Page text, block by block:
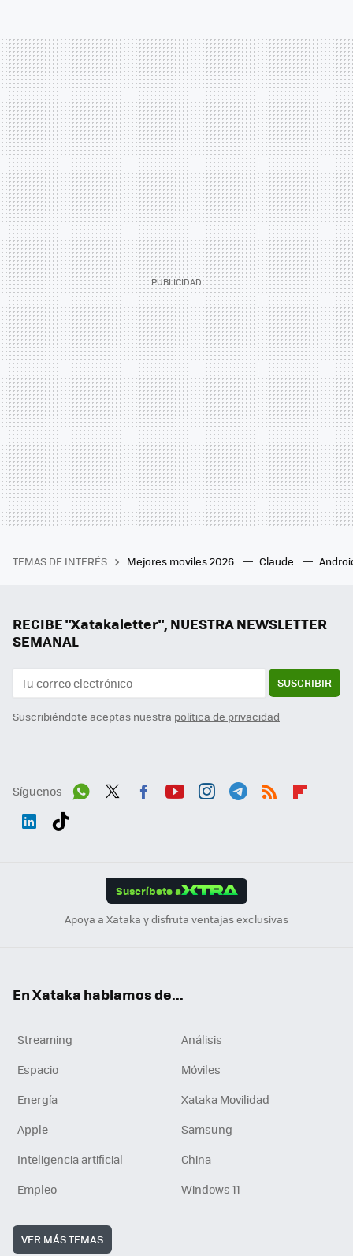
TEMAS DE INTERÉS Mejores moviles 2026 Claude
RECIBE "Xatakaletter", NUESTRA NEWSLETTER
SEMANAL
SUSCRIBIR
Suscribiéndote aceptas nuestra política de privacidad
Síguenos
Suscríbete a
Apoya a Xataka y disfruta ventajas exclusivas
En Xataka hablamos de...
Streaming
Análisis
Espacio
Móviles
Energía
Xataka Movilidad
Apple
Samsung
Inteligencia artificial
China
Empleo
Windows 11
VER MÁS TEMAS